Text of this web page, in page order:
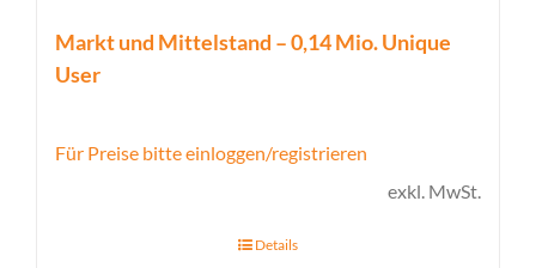
Markt und Mittelstand – 0,14 Mio. Unique
User
Für Preise bitte einloggen/registrieren
exkl. MwSt.
Details